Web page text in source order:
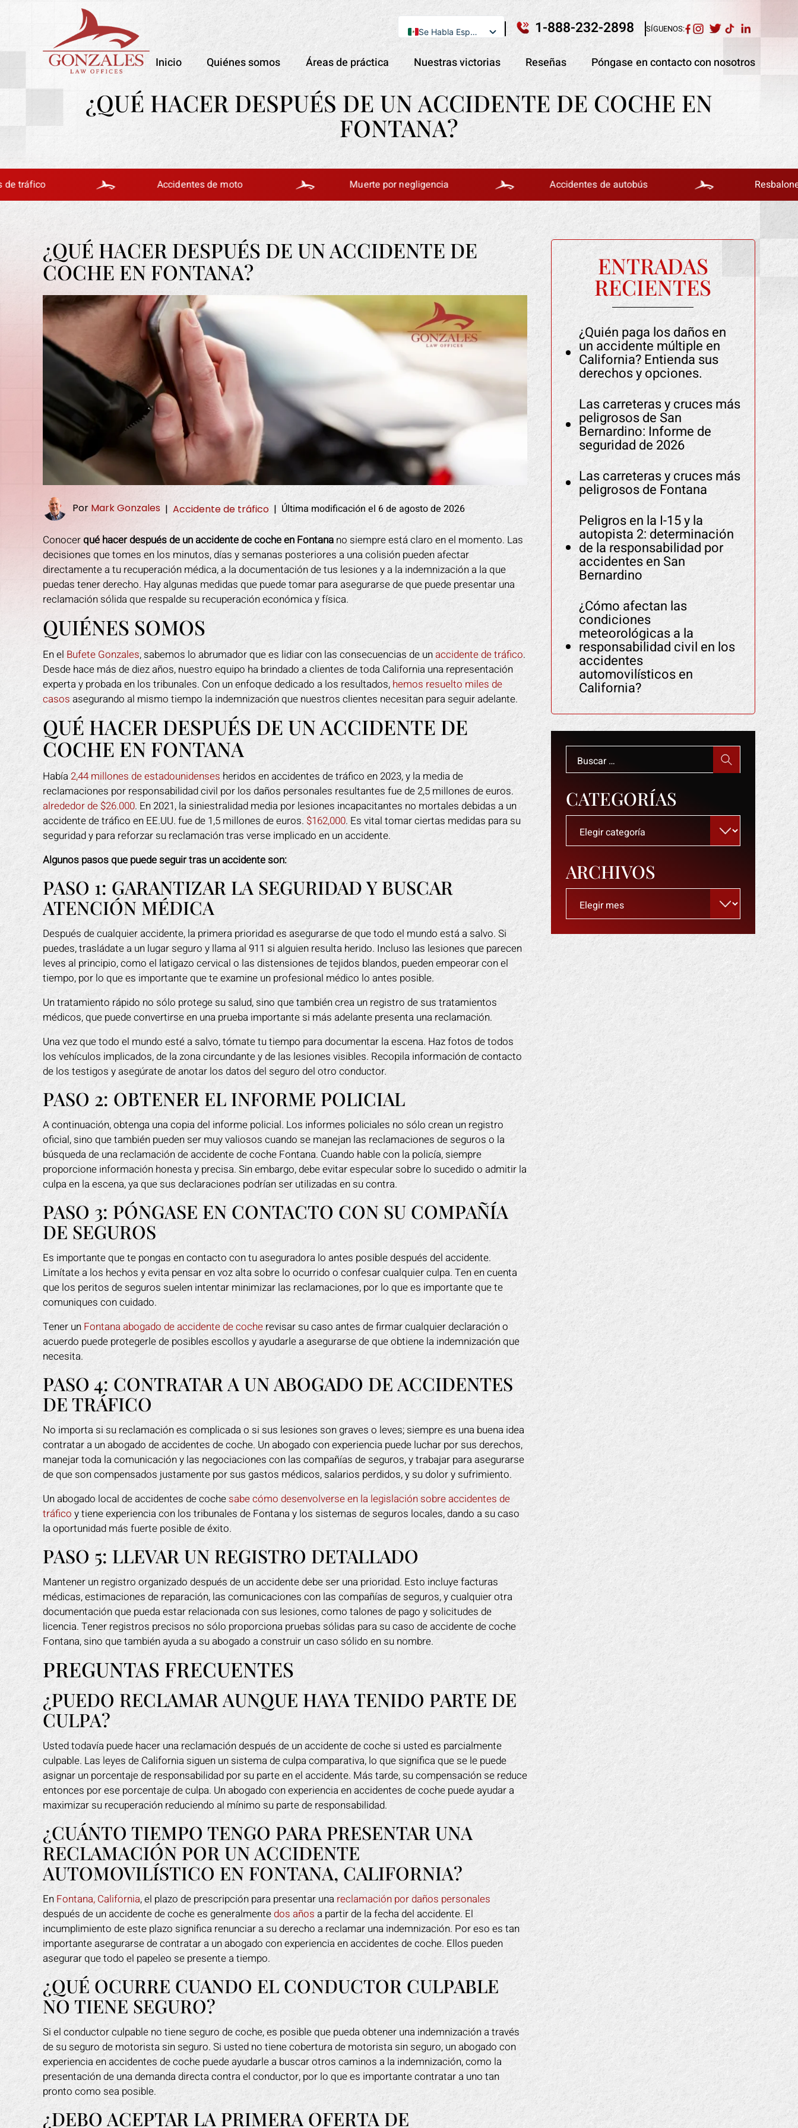
Se Habla Español
English
1-888-232-2898 SÍGUENOS:
Inicio Quiénes somos Áreas de práctica Nuestras victorias Reseñas Póngase en contacto con nosotros
¿QUÉ HACER DESPUÉS DE UN ACCIDENTE DE COCHE EN
FONTANA?
Accidentes de moto Muerte por negligencia Accidentes de autobús Resbalones y
¿QUÉ HACER DESPUÉS DE UN ACCIDENTE DE
COCHE EN FONTANA?
Por Mark Gonzales | Accidente de tráfico| Última modificación el 6 de agosto de 2026
Conocerqué hacer después de un accidente de coche en Fontana no siempre está claro en el momento. Las
decisiones que tomes en los minutos, días y semanas posteriores a una colisión pueden afectar
directamente a tu recuperación médica, a la documentación de tus lesiones y a la indemnización a la que
puedas tener derecho. Hay algunas medidas que puede tomar para asegurarse de que puede presentar una
reclamación sólida que respalde su recuperación económica y física.
QUIÉNES SOMOS
En el Bufete Gonzales, sabemos lo abrumador que es lidiar con las consecuencias de unaccidente de tráfico.
Desde hace más de diez años, nuestro equipo ha brindado a clientes de toda California una representación
experta y probada en los tribunales. Con un enfoque dedicado a los resultados, hemos resuelto miles de
casos asegurando al mismo tiempo la indemnización que nuestros clientes necesitan para seguir adelante.
QUÉ HACER DESPUÉS DE UN ACCIDENTE DE
COCHE EN FONTANA
Había 2,44 millones de estadounidenses heridos en accidentes de tráfico en 2023, y la media de
reclamaciones por responsabilidad civil por los daños personales resultantes fue de 2,5 millones de euros.
alrededor de $26.000. En 2021, la siniestralidad media por lesiones incapacitantes no mortales debidas a un
accidente de tráfico en EE.UU. fue de 1,5 millones de euros. $162,000. Es vital tomar ciertas medidas para su
seguridad y para reforzar su reclamación tras verse implicado en un accidente.
Algunos pasos que puede seguir tras un accidente son:
PASO 1: GARANTIZAR LA SEGURIDAD Y BUSCAR
ATENCIÓN MÉDICA
Después de cualquier accidente, la primera prioridad es asegurarse de que todo el mundo está a salvo. Si
puedes, trasládate a un lugar seguro y llama al 911 si alguien resulta herido. Incluso las lesiones que parecen
leves al principio, como el latigazo cervical o las distensiones de tejidos blandos, pueden empeorar con el
tiempo, por lo que es importante que te examine un profesional médico lo antes posible.
Un tratamiento rápido no sólo protege su salud, sino que también crea un registro de sus tratamientos
médicos, que puede convertirse en una prueba importante si más adelante presenta una reclamación.
Una vez que todo el mundo esté a salvo, tómate tu tiempo para documentar la escena. Haz fotos de todos
los vehículos implicados, de la zona circundante y de las lesiones visibles. Recopila información de contacto
de los testigos y asegúrate de anotar los datos del seguro del otro conductor.
PASO 2: OBTENER EL INFORME POLICIAL
A continuación, obtenga una copia del informe policial. Los informes policiales no sólo crean un registro
oficial, sino que también pueden ser muy valiosos cuando se manejan las reclamaciones de seguros o la
búsqueda de una reclamación de accidente de coche Fontana. Cuando hable con la policía, siempre
proporcione información honesta y precisa. Sin embargo, debe evitar especular sobre lo sucedido o admitir la
culpa en la escena, ya que sus declaraciones podrían ser utilizadas en su contra.
PASO 3: PÓNGASE EN CONTACTO CON SU COMPAÑÍA
DE SEGUROS
Es importante que te pongas en contacto con tu aseguradora lo antes posible después del accidente.
Limítate a los hechos y evita pensar en voz alta sobre lo ocurrido o confesar cualquier culpa. Ten en cuenta
que los peritos de seguros suelen intentar minimizar las reclamaciones, por lo que es importante que te
comuniques con cuidado.
Tener un Fontana abogado de accidente de coche revisar su caso antes de firmar cualquier declaración o
acuerdo puede protegerle de posibles escollos y ayudarle a asegurarse de que obtiene la indemnización que
necesita.
PASO 4: CONTRATAR A UN ABOGADO DE ACCIDENTES
DE TRÁFICO
No importa si su reclamación es complicada o si sus lesiones son graves o leves; siempre es una buena idea
contratar a un abogado de accidentes de coche. Un abogado con experiencia puede luchar por sus derechos,
manejar toda la comunicación y las negociaciones con las compañías de seguros, y trabajar para asegurarse
de que son compensados justamente por sus gastos médicos, salarios perdidos, y su dolor y sufrimiento.
Un abogado local de accidentes de cochesabe cómo desenvolverse en la legislación sobre accidentes de
tráfico y tiene experiencia con los tribunales de Fontana y los sistemas de seguros locales, dando a su caso
la oportunidad más fuerte posible de éxito.
PASO 5: LLEVAR UN REGISTRO DETALLADO
Mantener un registro organizado después de un accidente debe ser una prioridad. Esto incluye facturas
médicas, estimaciones de reparación, las comunicaciones con las compañías de seguros, y cualquier otra
documentación que pueda estar relacionada con sus lesiones, como talones de pago y solicitudes de
licencia. Tener registros precisos no sólo proporciona pruebas sólidas para su caso de accidente de coche
Fontana, sino que también ayuda a su abogado a construir un caso sólido en su nombre.
PREGUNTAS FRECUENTES
¿PUEDO RECLAMAR AUNQUE HAYA TENIDO PARTE DE
CULPA?
Usted todavía puede hacer una reclamación después de un accidente de coche si usted es parcialmente
culpable. Las leyes de California siguen un sistema de culpa comparativa, lo que significa que se le puede
asignar un porcentaje de responsabilidad por su parte en el accidente. Más tarde, su compensación se reduce
entonces por ese porcentaje de culpa. Un abogado con experiencia en accidentes de coche puede ayudar a
maximizar su recuperación reduciendo al mínimo su parte de responsabilidad.
¿CUÁNTO TIEMPO TENGO PARA PRESENTAR UNA
RECLAMACIÓN POR UN ACCIDENTE
AUTOMOVILÍSTICO EN FONTANA, CALIFORNIA?
En Fontana, California, el plazo de prescripción para presentar una reclamación por daños personales
después de un accidente de coche es generalmentedos añosa partir de la fecha del accidente. El
incumplimiento de este plazo significa renunciar a su derecho a reclamar una indemnización. Por eso es tan
importante asegurarse de contratar a un abogado con experiencia en accidentes de coche. Ellos pueden
asegurar que todo el papeleo se presente a tiempo.
¿QUÉ OCURRE CUANDO EL CONDUCTOR CULPABLE
NO TIENE SEGURO?
Si el conductor culpable no tiene seguro de coche, es posible que pueda obtener una indemnización a través
de su seguro de motorista sin seguro. Si usted no tiene cobertura de motorista sin seguro, un abogado con
experiencia en accidentes de coche puede ayudarle a buscar otros caminos a la indemnización, como la
presentación de una demanda directa contra el conductor, por lo que es importante contratar a uno tan
pronto como sea posible.
¿DEBO ACEPTAR LA PRIMERA OFERTA DE
ENTRADAS
RECIENTES
¿Quién paga los daños en
un accidente múltiple en
California? Entienda sus
derechos y opciones.
Las carreteras y cruces más
peligrosos de San
Bernardino: Informe de
seguridad de 2026
Las carreteras y cruces más
peligrosos de Fontana
Peligros en la I-15 y la
autopista 2: determinación
de la responsabilidad por
accidentes en San
Bernardino
¿Cómo afectan las
condiciones
meteorológicas a la
responsabilidad civil en los
accidentes
automovilísticos en
California?
ARCHIVOS
CATEGORÍAS